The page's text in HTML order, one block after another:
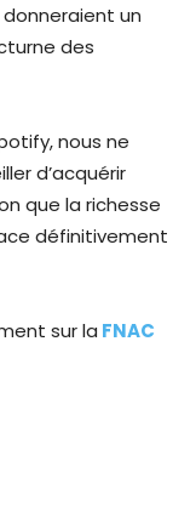
un
des
nous ne
d’acquérir
que la richesse
définitivement
sur la FNAC